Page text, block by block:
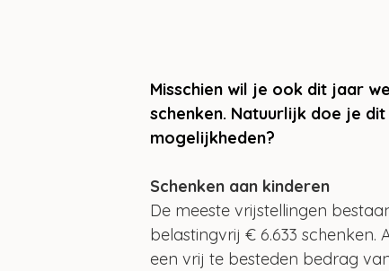
Misschien wil je ook dit jaar
schenken. Natuurlijk doe je
mogelijkheden?
Schenken aan kinderen
De meeste vrijstellingen
belastingvrij € 6.633 schenken.
een vrij te besteden bedrag